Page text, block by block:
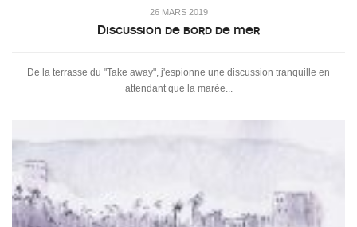
26 MARS 2019
Discussion de bord de mer
De la terrasse du "Take away", j'espionne une discussion tranquille en
attendant que la marée...